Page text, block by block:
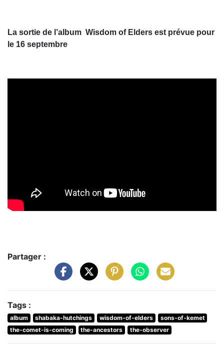
La sortie de l’album Wisdom of Elders est prévue pour
le 16 septembre
Partager :
Tags :
album shabaka-hutchings wisdom-of-elders
sons-of-kemet
the-comet-is-coming
the-ancestors the-observer